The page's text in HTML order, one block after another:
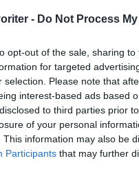
- Do Not Process
opt-out of the sale, sharing
for targeted
selection. Please note that
interest-based ads based
to third parties prior
of your personal
This information may also be
Participants that may further
strösocker,
ugnen på 180 grader